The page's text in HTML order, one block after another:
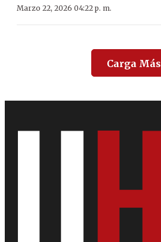
Marzo 22, 2026 04:22 p. m.
Carga Más